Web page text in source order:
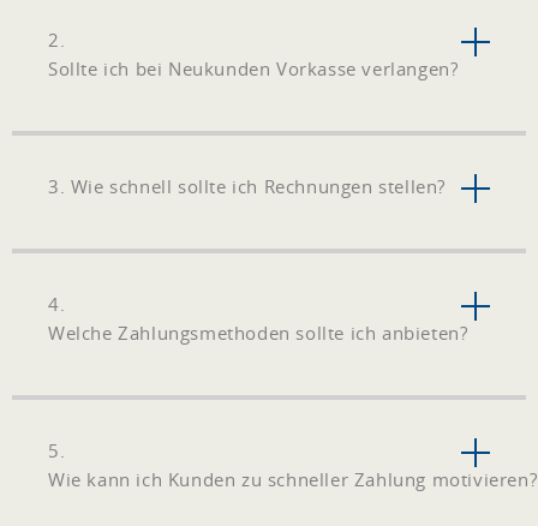
2.
Sollte ich bei Neukunden Vorkasse verlangen?
3. Wie schnell sollte ich Rechnungen stellen?
4.
Welche Zahlungsmethoden sollte ich anbieten?
5.
Wie kann ich Kunden zu schneller Zahlung motivieren?